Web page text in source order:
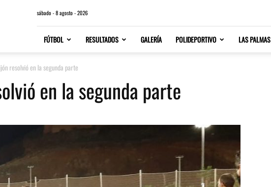
sábado - 8 agosto - 2026
FÚTBOL RESULTADOS GALERÍA POLIDEPORTIVO LAS PALMAS
resolvió en la segunda parte
en la segunda parte